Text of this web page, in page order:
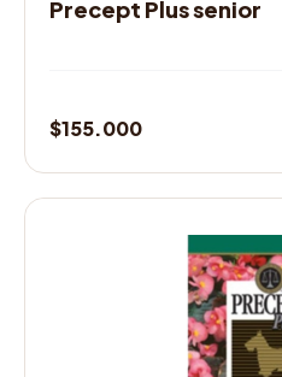
Precept Plus senior
$155.000